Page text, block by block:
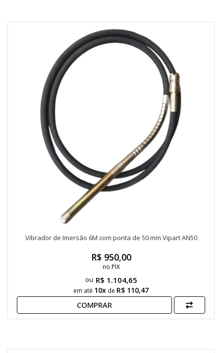
Vibrador de Imersão 6M com ponta de 50 mm Vipart AN50
R$ 1.104,65
em até 10x de R$ 110,47
R$ 950,00
no PIX
COMPRAR